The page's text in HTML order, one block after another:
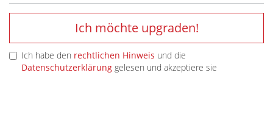
Ich möchte upgraden!
Ich habe den rechtlichen Hinweis und die
Datenschutzerklärung gelesen und akzeptiere sie